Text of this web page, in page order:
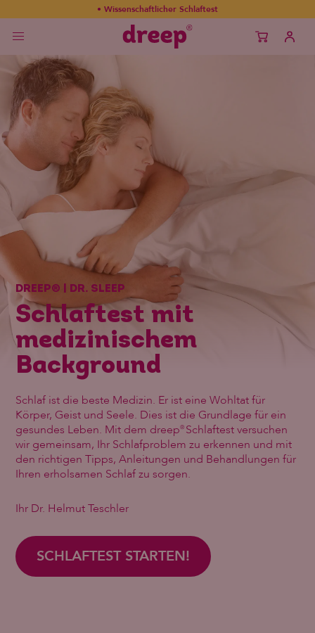
Dauer: 10 Minuten
DREEP® | DR. SLEEP
Schlaftest mit
medizinischem
Background
Schlaf ist die beste Medizin. Er ist eine Wohltat für
Körper, Geist und Seele. Dies ist die Grundlage für ein
gesundes Leben. Mit dem dreep® Schlaftest versuchen
wir gemeinsam, Ihr Schlafproblem zu erkennen und mit
den richtigen Tipps, Anleitungen und Behandlungen für
Ihren erholsamen Schlaf zu sorgen.
Ihr Dr. Helmut Teschler
SCHLAFTEST STARTEN!